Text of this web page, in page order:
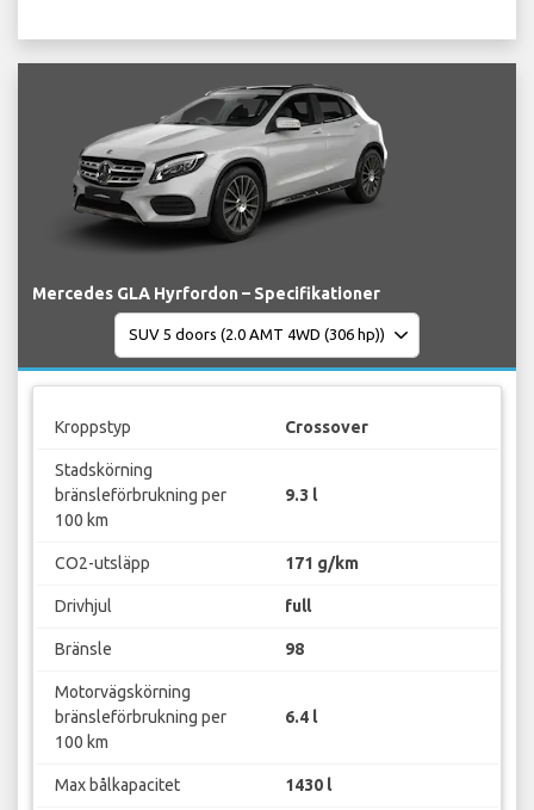
Mercedes GLA Hyrfordon – Specifikationer
Kroppstyp Crossover
Stadskörning
bränsleförbrukning per
100 km
9.3 l
CO2-utsläpp 171 g/km
Drivhjul full
Bränsle 98
Motorvägskörning
bränsleförbrukning per
100 km
6.4 l
Max bålkapacitet 1430 l